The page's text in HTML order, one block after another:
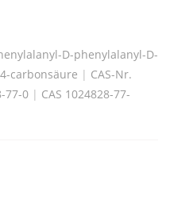
D-phenylalanyl-D-
carbonsäure | CAS-Nr.
77-0 | CAS 1024828-77-